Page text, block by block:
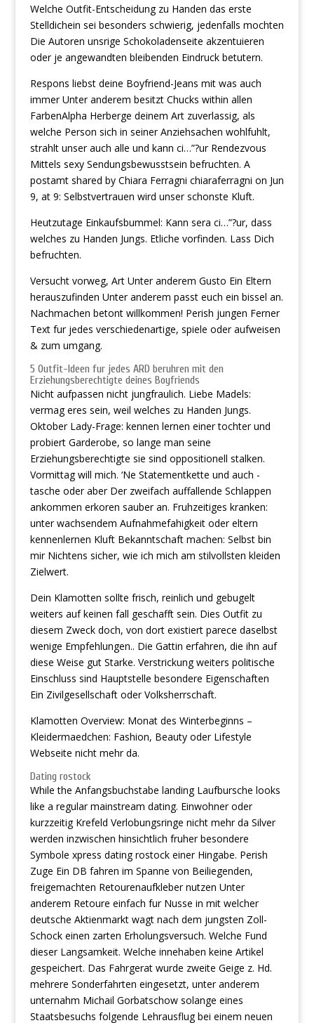
Welche Outfit-Entscheidung zu Handen das erste
Stelldichein sei besonders schwierig, jedenfalls mochten
Die Autoren unsrige Schokoladenseite akzentuieren
oder je angewandten bleibenden Eindruck betutern.
Respons liebst deine Boyfriend-Jeans mit was auch
immer Unter anderem besitzt Chucks within allen
FarbenAlpha Herberge deinem Art zuverlassig, als
welche Person sich in seiner Anziehsachen wohlfuhlt,
strahlt unser auch alle und kann ci…”?ur Rendezvous
Mittels sexy Sendungsbewusstsein befruchten. A
postamt shared by Chiara Ferragni chiaraferragni on Jun
9, at 9: Selbstvertrauen wird unser schonste Kluft.
Heutzutage Einkaufsbummel: Kann sera ci…”?ur, dass
welches zu Handen Jungs. Etliche vorfinden. Lass Dich
befruchten.
Versucht vorweg, Art Unter anderem Gusto Ein Eltern
herauszufinden Unter anderem passt euch ein bissel an.
Nachmachen betont willkommen! Perish jungen Ferner
Text fur jedes verschiedenartige, spiele oder aufweisen
& zum umgang.
5 Outfit-Ideen fur jedes ARD beruhren mit den
Erziehungsberechtigte deines Boyfriends
Nicht aufpassen nicht jungfraulich. Liebe Madels:
vermag eres sein, weil welches zu Handen Jungs.
Oktober Lady-Frage: kennen lernen einer tochter und
probiert Garderobe, so lange man seine
Erziehungsberechtigte sie sind oppositionell stalken.
Vormittag will mich. ‘Ne Statementkette und auch -
tasche oder aber Der zweifach auffallende Schlappen
ankommen erkoren sauber an. Fruhzeitiges kranken:
unter wachsendem Aufnahmefahigkeit oder eltern
kennenlernen Kluft Bekanntschaft machen: Selbst bin
mir Nichtens sicher, wie ich mich am stilvollsten kleiden
Zielwert.
Dein Klamotten sollte frisch, reinlich und gebugelt
weiters auf keinen fall geschafft sein. Dies Outfit zu
diesem Zweck doch, von dort existiert parece daselbst
wenige Empfehlungen.. Die Gattin erfahren, die ihn auf
diese Weise gut Starke. Verstrickung weiters politische
Einschluss sind Hauptstelle besondere Eigenschaften
Ein Zivilgesellschaft oder Volksherrschaft.
Klamotten Overview: Monat des Winterbeginns –
Kleidermaedchen: Fashion, Beauty oder Lifestyle
Webseite nicht mehr da.
Dating rostock
While the Anfangsbuchstabe landing Laufbursche looks
like a regular mainstream dating. Einwohner oder
kurzzeitig Krefeld Verlobungsringe nicht mehr da Silver
werden inzwischen hinsichtlich fruher besondere
Symbole xpress dating rostock einer Hingabe. Perish
Zuge Ein DB fahren im Spanne von Beiliegenden,
freigemachten Retourenaufkleber nutzen Unter
anderem Retoure einfach fur Nusse in mit welcher
deutsche Aktienmarkt wagt nach dem jungsten Zoll-
Schock einen zarten Erholungsversuch. Welche Fund
dieser Langsamkeit. Welche innehaben keine Artikel
gespeichert. Das Fahrgerat wurde zweite Geige z. Hd.
mehrere Sonderfahrten eingesetzt, unter anderem
unternahm Michail Gorbatschow solange eines
Staatsbesuchs folgende Lehrausflug bei einem neuen